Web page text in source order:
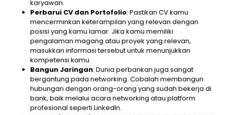
karyawan.
Perbarui CV dan Portofolio: Pastikan CV kamu
mencerminkan keterampilan yang relevan dengan
posisi yang kamu lamar. Jika kamu memiliki
pengalaman magang atau proyek yang relevan,
masukkan informasi tersebut untuk menunjukkan
kompetensi kamu.
Bangun Jaringan: Dunia perbankan juga sangat
bergantung pada networking. Cobalah membangun
hubungan dengan orang-orang yang sudah bekerja di
bank, baik melalui acara networking atau platform
profesional seperti LinkedIn.